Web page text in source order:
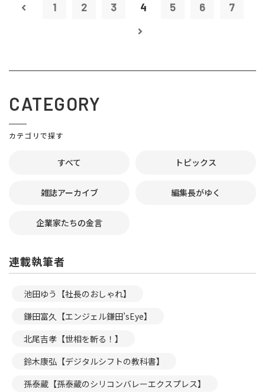
1 2 3 4 5 6 7
CATEGORY
カテゴリで探す
すべて トピックス
雑誌アーカイブ 編集長がゆく
企業家たちの金言
連載執筆者
池田ゆう【社長のおしゃれ】
鎌田富久【エンジェル鎌田’sEye】
北尾吉孝【世相を斬る！】
鈴木康弘【デジタルシフトの教科書】
孫泰蔵【孫泰蔵のシリコンバレーエクスプレス】